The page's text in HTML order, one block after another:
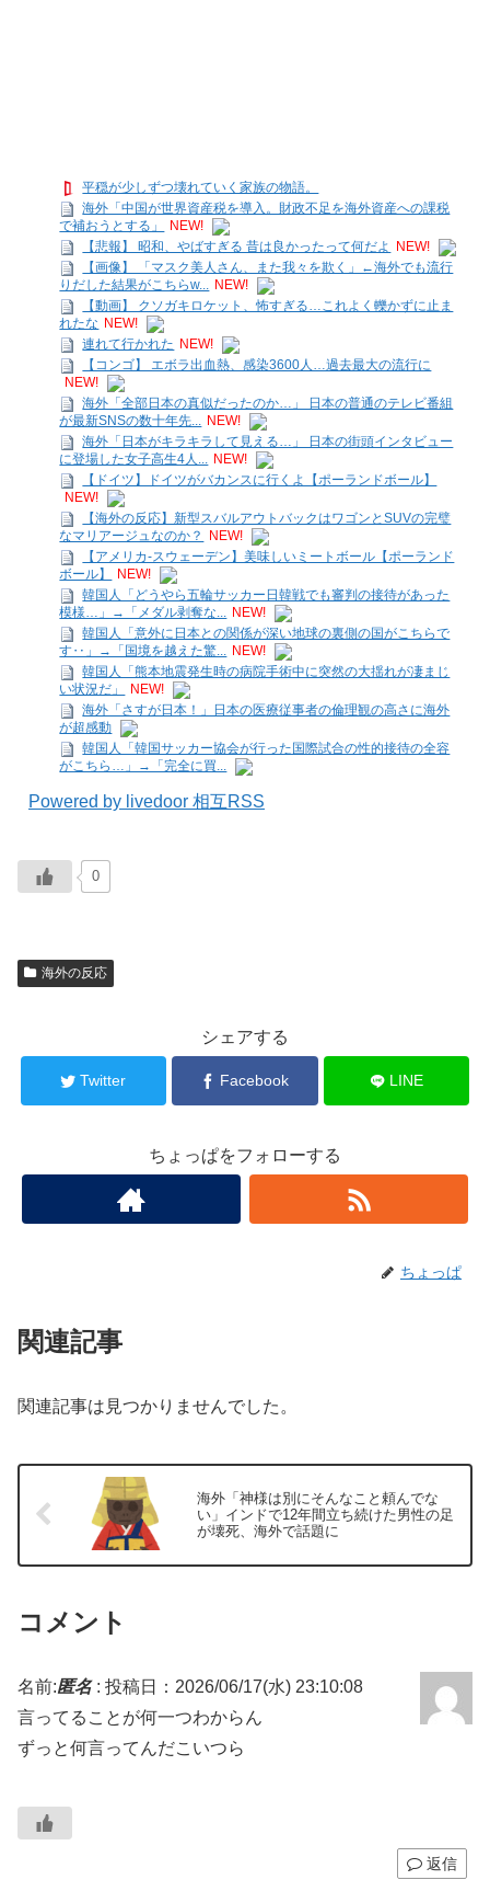
平穏が少しずつ壊れていく家族の物語。
海外「中国が世界資産税を導入。財政不足を海外資産への課税
で補おうとする」
NEW!
【悲報】 昭和、やばすぎる 昔は良かったって何だよ
NEW!
【画像】 「マスク美人さん、また我々を欺く」←海外でも流行
りだした結果がこちらw... NEW!
【動画】 クソガキロケット、怖すぎる…これよく轢かずに止ま
れたな NEW!
連れて行かれた NEW!
【コンゴ】 エボラ出血熱、感染3600人…過去最大の流行に
NEW!
海外「全部日本の真似だったのか…」 日本の普通のテレビ番組
が最新SNSの数十年先... NEW!
海外「日本がキラキラして見える…」 日本の街頭インタビュー
に登場した女子高生4人... NEW!
【ドイツ】ドイツがバカンスに行くよ【ポーランドボール】
NEW!
【海外の反応】新型スバルアウトバックはワゴンとSUVの完璧
なマリアージュなのか？
NEW!
【アメリカ-スウェーデン】美味しいミートボール【ポーランド
ボール】
NEW!
韓国人「どうやら五輪サッカー日韓戦でも審判の接待があった
模様…」→「メダル剥奪な... NEW!
韓国人「意外に日本との関係が深い地球の裏側の国がこちらで
す‥」→「国境を越えた驚... NEW!
韓国人「熊本地震発生時の病院手術中に突然の大揺れが凄まじ
い状況だ」
NEW!
海外「さすが日本！」日本の医療従事者の倫理観の高さに海外
が超感動
韓国人「韓国サッカー協会が行った国際試合の性的接待の全容
がこちら…」→「完全に買...
Powered by livedoor 相互RSS
0
海外の反応
シェアする
Twitter Facebook LINE
ちょっぱをフォローする
ちょっぱ
関連記事
関連記事は見つかりませんでした。
海外「神様は別にそんなこと頼んでな
い」インドで12年間立ち続けた男性の足
が壊死、海外で話題に
コメント
名前:匿名: 投稿日：2026/06/17(水) 23:10:08
言ってることが何一つわからん
ずっと何言ってんだこいつら
返信